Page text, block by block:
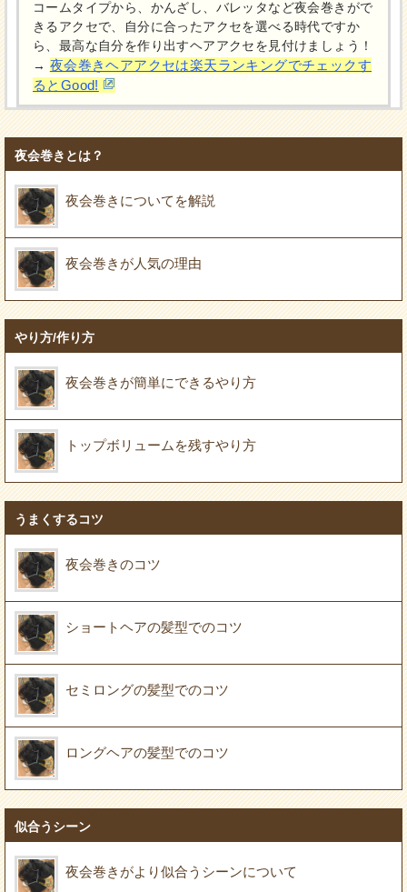
コームタイプから、かんざし、バレッタなど夜会巻きがで
きるアクセで、自分に合ったアクセを選べる時代ですか
ら、最高な自分を作り出すヘアアクセを見付けましょう！
→ 夜会巻きヘアアクセは楽天ランキングでチェックす
るとGood!
夜会巻きとは？
夜会巻きについてを解説
夜会巻きが人気の理由
やり方/作り方
夜会巻きが簡単にできるやり方
トップボリュームを残すやり方
うまくするコツ
夜会巻きのコツ
ショートヘアの髪型でのコツ
セミロングの髪型でのコツ
ロングヘアの髪型でのコツ
似合うシーン
夜会巻きがより似合うシーンについて